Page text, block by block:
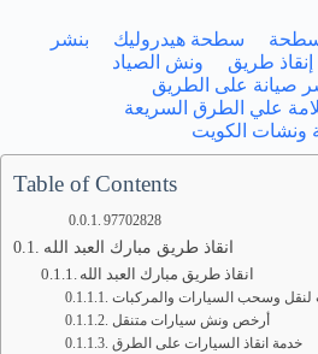
سطحة هيدروليك
بنشر
طريق
ونش الصياد
صيانة على الطريق
علي الطرق السريعة
ونشات الكويت
Table of Contents
97702828
انقاذ طريق مبارك العبد الله
انقاذ طريق مبارك العبد الله
وسحب السيارات والمركبات
أرخص ونش سيارات متنقل
خدمة انقاذ السيارات على الطرق